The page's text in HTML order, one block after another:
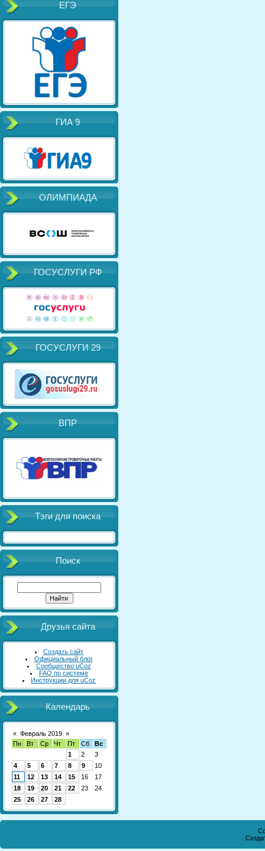
ЕГЭ
ГИА 9
ОЛИМПИАДА
ГОСУСЛУГИ РФ
ГОСУСЛУГИ 29
ВПР
Тэги для поиска
Поиск
Друзья сайта
Создать сайт
Официальный блог
Сообщество uCoz
FAQ по системе
Инструкции для uCoz
Календарь
« Февраль 2019 »
Пн
Вт Ср Чт Пт Сб
Вс
1
2
3
4
5 6 7 8 9
10
11
12 13 14 15 16
17
18
19 20 21 22 23
24
25
26 27 28